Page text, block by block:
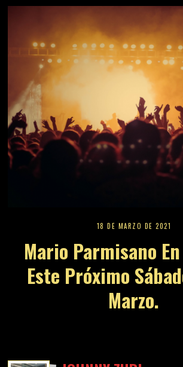
18 DE MARZO DE 2021
Mario Parmisano
Este Próximo
Marzo.